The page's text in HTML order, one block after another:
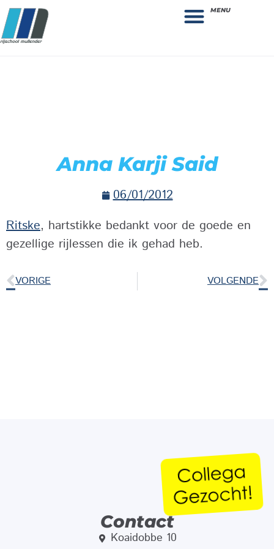
MENU
Anna Karji Said
06/01/2012
Ritske, hartstikke bedankt voor de goede en
gezellige rijlessen die ik gehad heb.
VORIGE VOLGENDE
Contact
Koaidobbe 10